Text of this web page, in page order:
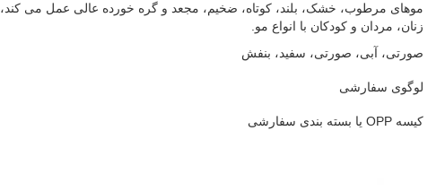
موهای مرطوب، خشک، بلند، کوتاه، ضخیم، مجعد و گره خورده عالی عمل می کند،
زنان، مردان و کودکان با انواع مو.
صورتی، آبی، صورتی، سفید، بنفش
لوگوی سفارشی
کیسه OPP یا بسته بندی سفارشی